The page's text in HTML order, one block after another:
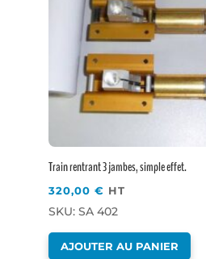
Train rentrant 3 jambes, simple effet.
320,00 € HT
SKU: SA 402
AJOUTER AU PANIER